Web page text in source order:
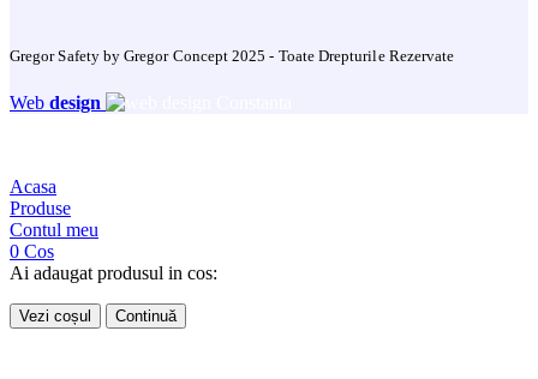
Gregor Safety by Gregor Concept 2025 - Toate Drepturile Rezervate
Web design
Acasa
Produse
Contul meu
0 Cos
Ai adaugat produsul in cos:
Vezi coșul Continuă